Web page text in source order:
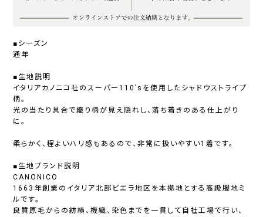
■シーズン
通年
■生地説明
イタリアカノニコ社のスーパー110’sを使用したシャドウストライプ
柄。
光の当たり具合で織り柄が見え隠れし、落ち着きのある仕上がり
に。
柔らかく、程よいハリ感もあるので、非常に扱いやすい1着です。
■生地ブランド説明
CANONICO
1663年創業のイタリア北部ビエラ地区を本拠地とする高級服地ミ
ルです。
良質原毛からの紡績、機織、染色までを一貫して自社工場で行い、